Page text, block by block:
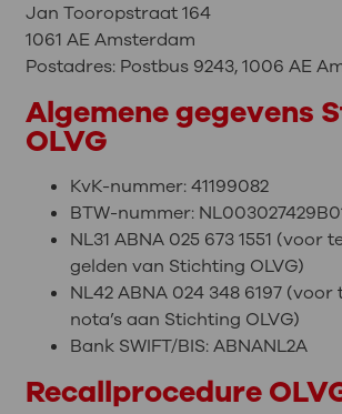
Jan Tooropstraat 164
1061 AE Amsterdam
Postadres: Postbus 9243, 1006 AE
Algemene gegevens
OLVG
KvK-nummer: 41199082
BTW-nummer:
NL31 ABNA 025 673 1551 (voor
gelden van Stichting OLVG)
NL42 ABNA 024 348 6197 (voor
nota’s aan Stichting OLVG)
Bank SWIFT/BIS: ABNANL2A
Recallprocedure